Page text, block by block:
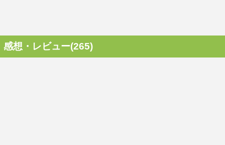
感想・レビュー(265)